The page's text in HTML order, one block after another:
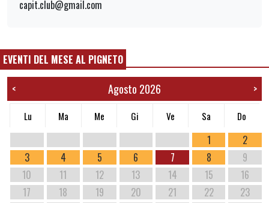
capit.club@gmail.com
EVENTI DEL MESE AL PIGNETO
< Agosto 2026 >
Lu Ma Me Gi Ve Sa Do
1
2
3
4 5 6 7 8
9
10
11 12 13 14 15
16
17
18 19 20 21 22
23